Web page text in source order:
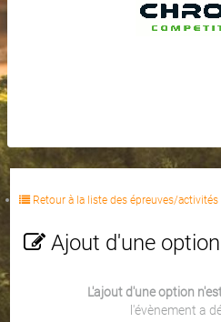
Retour à la liste des épreuves/activités
Ajout d'une option
L'ajout d'une option
l'évènement a